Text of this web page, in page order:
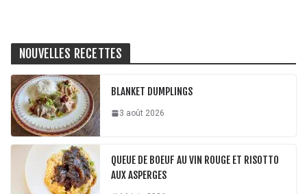
NOUVELLES RECETTES
BLANKET DUMPLINGS
3 août 2026
QUEUE DE BOEUF AU VIN ROUGE ET RISOTTO
AUX ASPERGES